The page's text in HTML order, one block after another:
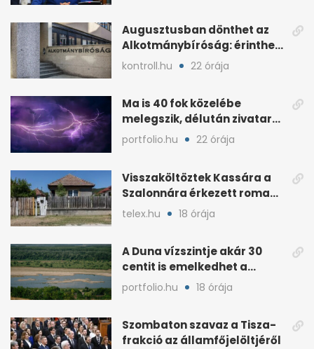
Augusztusban dönthet az
Alkotmánybíróság: érintheti
az uniós forrásokat
kontroll.hu 22 órája
Ma is 40 fok közelébe
melegszik, délután zivatar
és viharos szél jöhet
portfolio.hu 22 órája
Visszaköltöztek Kassára a
Szalonnára érkezett roma
családok
telex.hu 18 órája
A Duna vízszintje akár 30
centit is emelkedhet a
nyugati esők után
portfolio.hu 18 órája
Szombaton szavaz a Tisza-
frakció az államfőjelöltjéről